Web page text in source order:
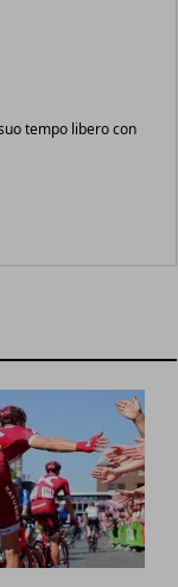
tempo libero con